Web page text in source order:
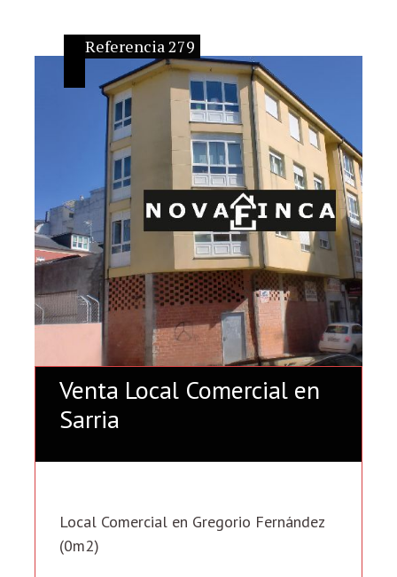
Referencia 279
Venta Local Comercial en
Sarria
Local Comercial en Gregorio Fernández
(0m2)